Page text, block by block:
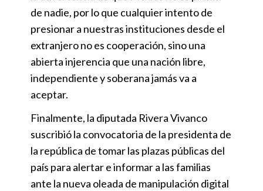
de nadie, por lo que cualquier intento de
presionar a nuestras instituciones desde el
extranjero no es cooperación, sino una
abierta injerencia que una nación libre,
independiente y soberana jamás va a
aceptar.
Finalmente, la diputada Rivera Vivanco
suscribió la convocatoria de la presidenta de
la república de tomar las plazas públicas del
país para alertar e informar a las familias
ante la nueva oleada de manipulación digital